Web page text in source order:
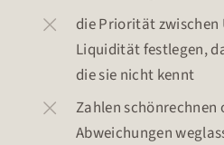
die Priorität zwischen
Liquidität festlegen,
die sie nicht kennt
Zahlen schönrechnen
Abweichungen